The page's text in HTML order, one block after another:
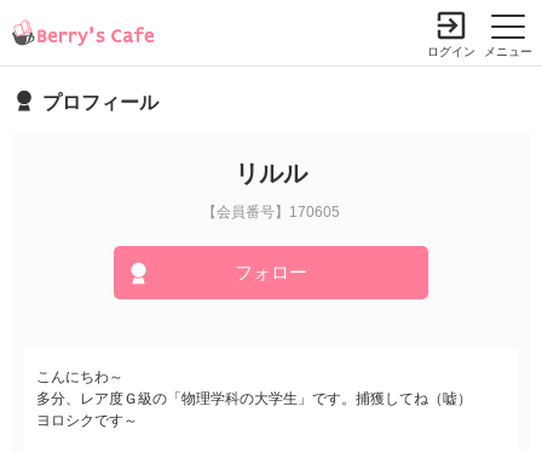
メニュー
ログイン
プロフィール
リルル
【会員番号】170605
フォロー
こんにちわ～
多分、レア度Ｇ級の「物理学科の大学生」です。捕獲してね（嘘）
ヨロシクです～